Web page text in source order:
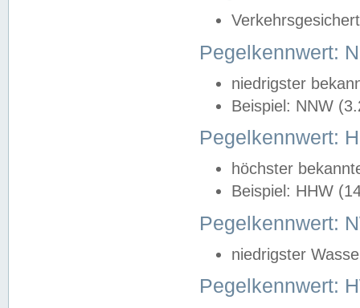
Pegelkennwert:
niedrigster
Beispiel: NNW
Pegelkennwert:
höchster
Beispiel: HHW
Pegelkennwert:
niedrigster
Pegelkennwert: